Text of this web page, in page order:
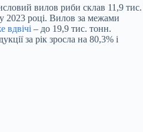
вилов риби склав 11,9 тис.
2023 році. Вилов за межами
вдвічі – до 19,9 тис. тонн.
за рік зросла на 80,3% і